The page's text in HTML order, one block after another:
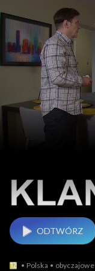
ODTWÓRZ
Polska obyczajowe